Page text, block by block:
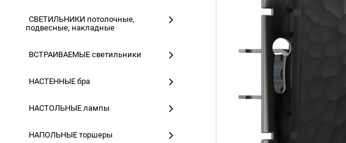
СВЕТИЛЬНИКИ потолочные,
подвесные, накладные
ВСТРАИВАЕМЫЕ светильники
НАСТЕННЫЕ бра
НАСТОЛЬНЫЕ лампы
НАПОЛЬНЫЕ торшеры